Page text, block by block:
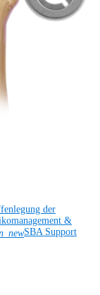
HandgelenkFuß
Cardiothoracic
der
&
SBA Support